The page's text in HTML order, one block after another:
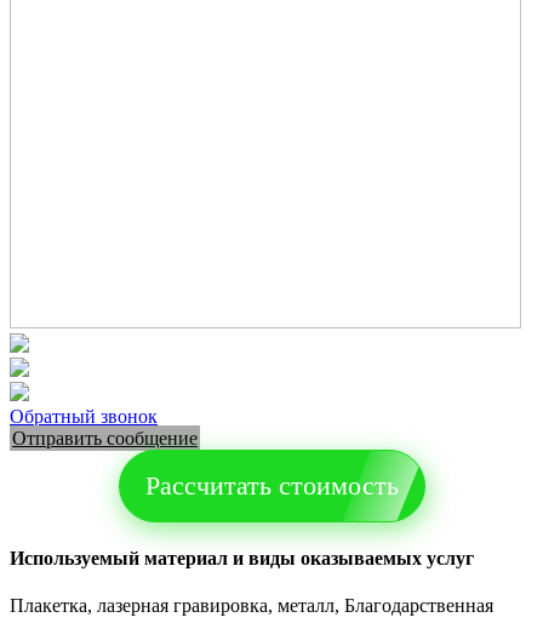
Обратный звонок
Отправить сообщение
Рассчитать стоимость
Используемый материал и виды оказываемых услуг
Плакетка, лазерная гравировка, металл, Благодарственная